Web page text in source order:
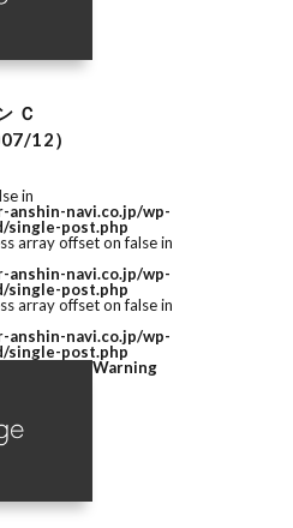
Ｃ
12）
in
anshin-navi.co.jp/wp-
single-post.php
array offset on false in
anshin-navi.co.jp/wp-
single-post.php
array offset on false in
anshin-navi.co.jp/wp-
single-post.php
Warning